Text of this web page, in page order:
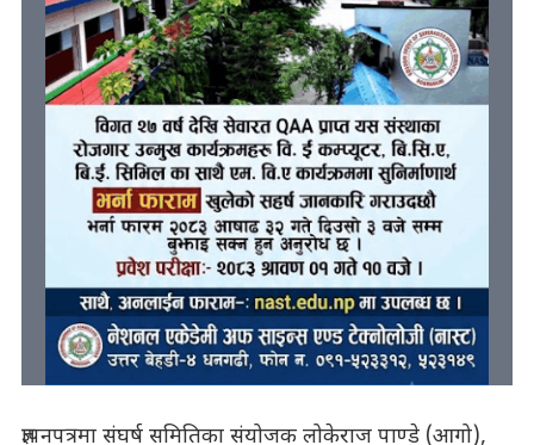
ज्ञापनपत्रमा संघर्ष समितिका संयोजक लोकेराज पाण्डे (आगो),